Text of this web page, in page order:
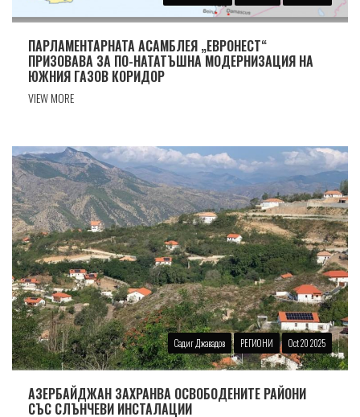
ПАРЛАМЕНТАРНАТА АСАМБЛЕЯ „ЕВРОНЕСТ“
ПРИЗОВАВА ЗА ПО-НАТАТЪШНА МОДЕРНИЗАЦИЯ НА
ЮЖНИЯ ГАЗОВ КОРИДОР
VIEW MORE
Садиг Джавадов РЕГИОНИ Oct 20 2025
АЗЕРБАЙДЖАН ЗАХРАНВА ОСВОБОДЕНИТЕ РАЙОНИ
СЪС СЛЪНЧЕВИ ИНСТАЛАЦИИ